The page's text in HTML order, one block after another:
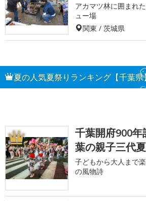
アカマツ林に囲まれ
ュー場
関東 / 茨城県
夏の人気夏祭りランキング【千葉県
1
千葉開府900
葉の親子三代
子どもから大人まで
の風物詩